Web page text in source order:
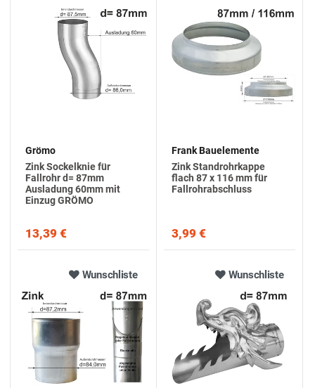
Grömo
Zink Sockelknie für
Fallrohr d= 87mm
Ausladung 60mm mit
Einzug GRÖMO
13,39 €
Frank Bauelemente
Zink Standrohrkappe
flach 87 x 116 mm für
Fallrohrabschluss
3,99 €
Wunschliste Wunschliste